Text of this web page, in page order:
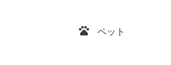
pets ペット